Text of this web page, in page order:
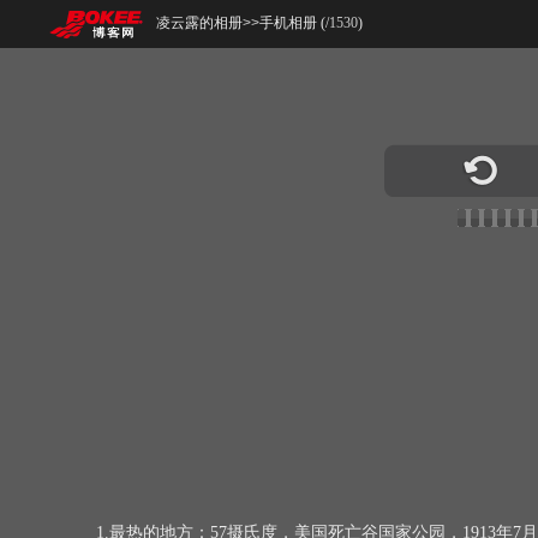
凌云露的相册>>手机相册 (/1530)
1.最热的地方：57摄氏度，美国死亡谷国家公园，1913年7